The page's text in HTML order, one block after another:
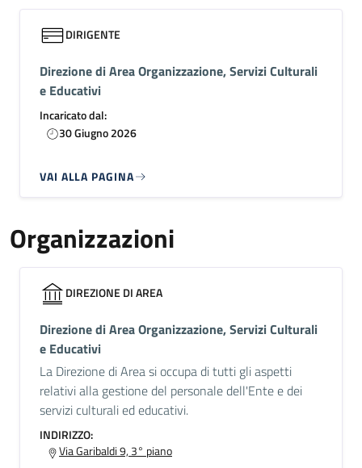
DIRIGENTE
Direzione di Area Organizzazione, Servizi Culturali
e Educativi
Incaricato dal:
30 Giugno 2026
VAI ALLA PAGINA
Organizzazioni
DIREZIONE DI AREA
Direzione di Area Organizzazione, Servizi Culturali
e Educativi
La Direzione di Area si occupa di tutti gli aspetti
relativi alla gestione del personale dell'Ente e dei
servizi culturali ed educativi.
INDIRIZZO:
Via Garibaldi 9, 3° piano